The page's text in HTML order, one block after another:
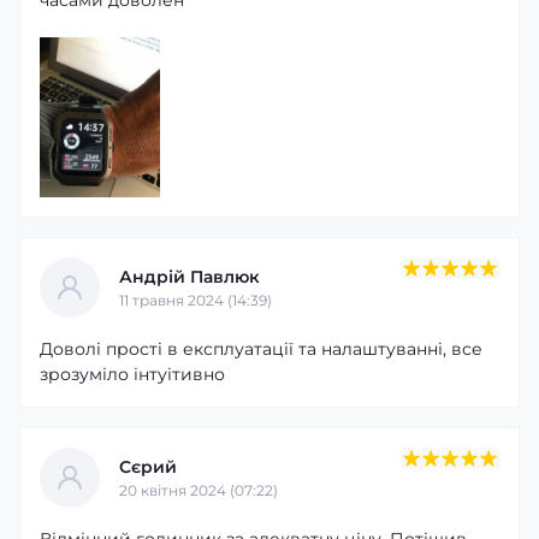
віддалене управління камерою телефону
управління музичним плеєром
контроль яскравості
погода
пошук телефону
безшумний режим
контроль тренувань
можливість відхилення виклику
контроль сну
фітнес-трекер
відстеження маршруту
анти-втрата
крокомір
підсвічування
дата, день тижня, місяць
Андрій Павлюк
11 травня 2024 (14:39)
Доволі прості в експлуатації та налаштуванні, все
зрозуміло інтуітивно
Сєрий
20 квітня 2024 (07:22)